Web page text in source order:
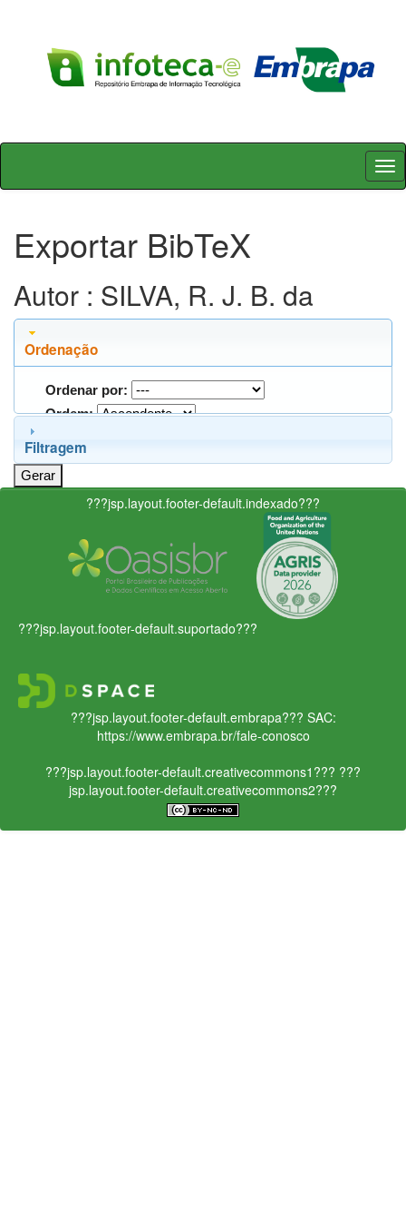
Skip
Exportar BibTeX
Autor : SILVA, R. J. B. da
Ordenação
Ordenar por:
Ordem:
Filtragem
???jsp.layout.footer-default.indexado???
???jsp.layout.footer-default.suportado???
???jsp.layout.footer-default.embrapa??? SAC:
https://www.embrapa.br/fale-conosco
???jsp.layout.footer-default.creativecommons1??? ???
jsp.layout.footer-default.creativecommons2???